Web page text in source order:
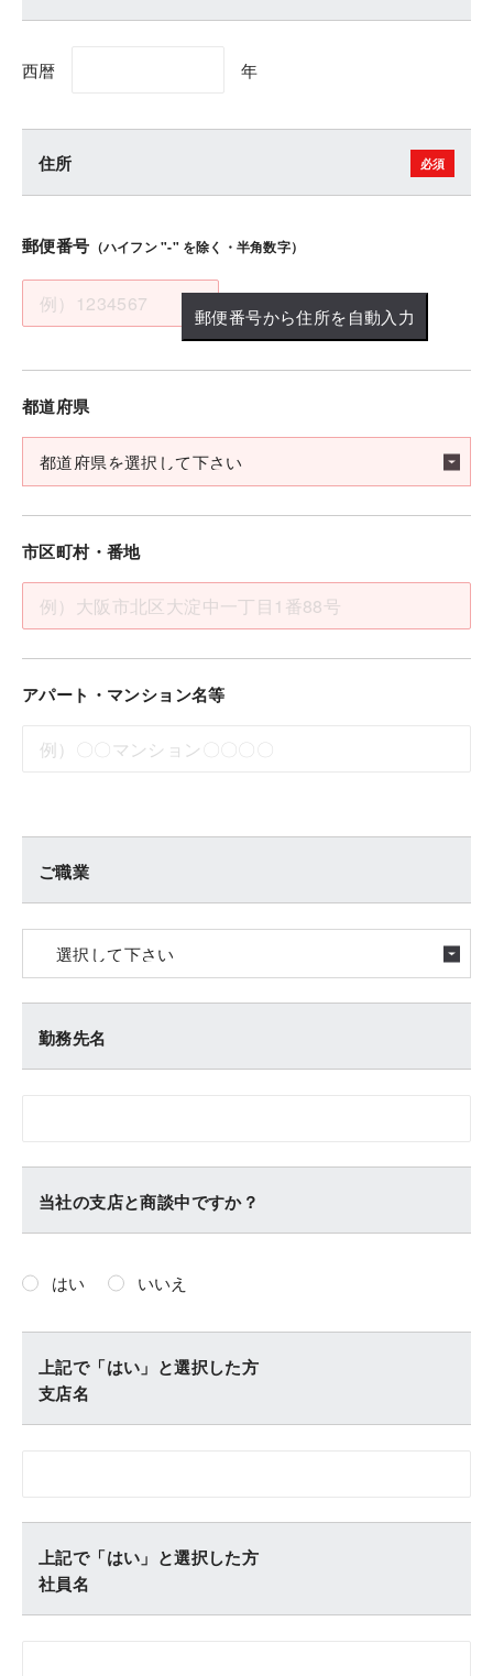
西暦 年
住所
郵便番号 （ハイフン "-" を除く・半角数字）
郵便番号から住所を自動入力
都道府県
市区町村・番地
アパート・マンション名等
ご職業
勤務先名
当社の支店と商談中ですか？
はい いいえ
上記で「はい」と選択した方
支店名
上記で「はい」と選択した方
社員名